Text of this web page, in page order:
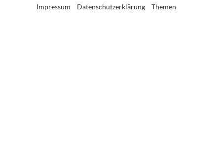
Impressum Datenschutzerklärung Themen